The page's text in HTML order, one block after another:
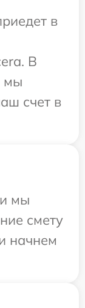
в
В
мы
счет в
мы
смету
начнем